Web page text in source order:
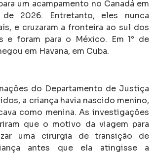
um acampamento no Canadá em
2026. Entretanto, eles nunca
e cruzaram a fronteira ao sul dos
e foram para o México. Em 1° de
em Havana, em Cuba.
do Departamento de Justiça
a criança havia nascido menino,
como menina. As investigações
que o motivo da viagem para
uma cirurgia de transição de
antes que ela atingisse a